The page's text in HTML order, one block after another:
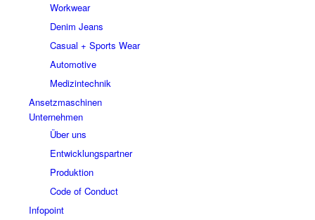
Workwear
Denim Jeans
Casual + Sports Wear
Automotive
Medizintechnik
Ansetzmaschinen
Unternehmen
Über uns
Entwicklungspartner
Produktion
Code of Conduct
Infopoint